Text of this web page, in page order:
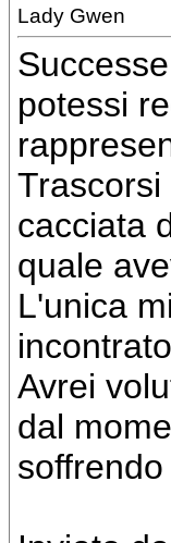
Lady Gwen
potessi
cacciata
quale
L'unica
Avrei
dal